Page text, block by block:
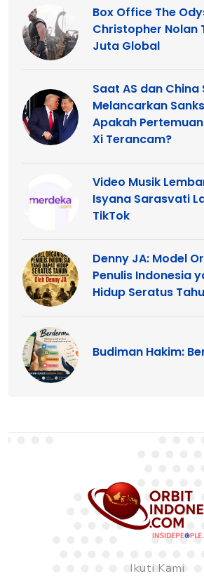
Box Office The
Christopher Nolan
Juta Global
Saat AS dan China
Melancarkan
Apakah
Xi Terancam?
Video Musik
Isyana Sarasvati
TikTok
Denny JA: Model
Penulis Indonesia
Hidup Seratus
Budiman Hakim:
Ikuti Kami